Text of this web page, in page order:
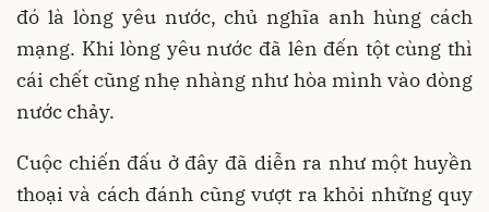
đó là lòng yêu nước, chủ nghĩa anh hùng cách
mạng. Khi lòng yêu nước đã lên đến tột cùng thì
cái chết cũng nhẹ nhàng như hòa mình vào dòng
nước chảy.
Cuộc chiến đấu ở đây đã diễn ra như một huyền
thoại và cách đánh cũng vượt ra khỏi những quy